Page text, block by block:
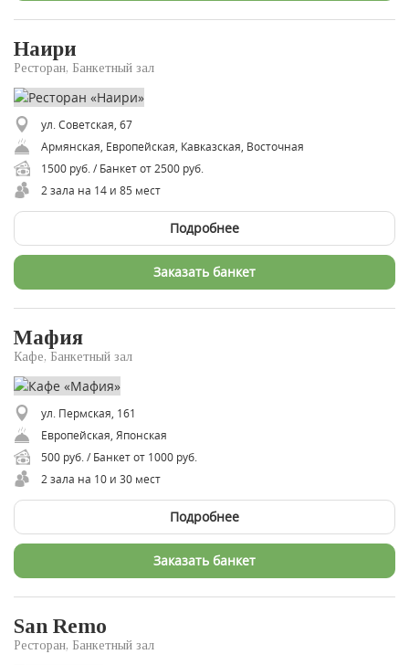
Наири
Ресторан, Банкетный зал
ул. Советская, 67
Армянская, Европейская, Кавказская, Восточная
1500 руб. / Банкет от 2500 руб.
2 зала на 14 и 85 мест
Подробнее
Заказать банкет
Мафия
Кафе, Банкетный зал
ул. Пермская, 161
Европейская, Японская
500 руб. / Банкет от 1000 руб.
2 зала на 10 и 30 мест
Подробнее
Заказать банкет
San Remo
Ресторан, Банкетный зал